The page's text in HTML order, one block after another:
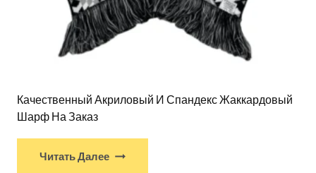
Качественный Акриловый И Спандекс Жаккардовый
Шарф На Заказ
Читать Далее